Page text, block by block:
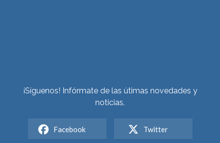
¡Síguenos! Infórmate de las útimas novedades y
noticias.
Facebook Twitter